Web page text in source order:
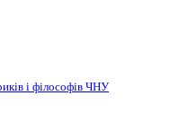
і філософів ЧНУ